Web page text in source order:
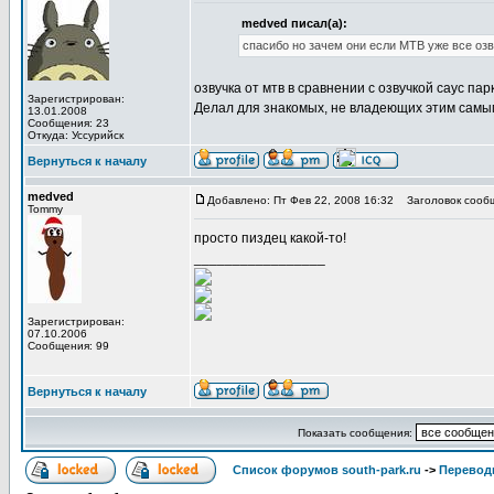
Зарегистрирован:
13.01.2008
Сообщения: 23
Откуда: Уссурийск
medved писал(а):
спасибо но зачем они если МТВ уже все
озвучка от мтв в сравнении с озвучкой саус
Делал для знакомых, не владеющих этим
Вернуться к началу
medved
Tommy
Зарегистрирован:
07.10.2006
Сообщения: 99
Добавлено: Пт Фев 22, 2008 16:32 Заголовок
просто пиздец какой-то!
Вернуться к началу
Показать сообщения:
Список форумов south-park.ru ->